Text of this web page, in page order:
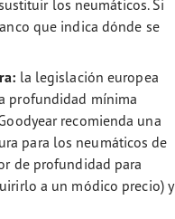
los neumáticos. Si
que indica dónde se
la legislación europea
profundidad mínima
recomienda una
para los neumáticos de
de profundidad para
a un módico precio) y